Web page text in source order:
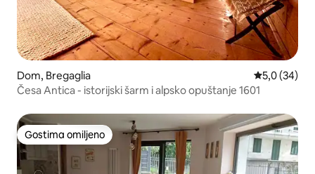
Dom, Bregaglia Prosečna
5,0 (34)
Česa Antica - istorijski šarm i alpsko opuštanje 1601
Gostima omiljeno
Gostima omiljeno